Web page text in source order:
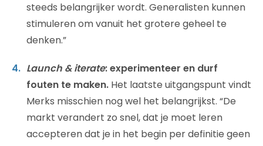
steeds belangrijker wordt. Generalisten kunnen
stimuleren om vanuit het grotere geheel te
denken.”
Launch & iterate: experimenteer en durf
fouten te maken. Het laatste uitgangspunt vindt
Merks misschien nog wel het belangrijkst. “De
markt verandert zo snel, dat je moet leren
accepteren dat je in het begin per definitie geen